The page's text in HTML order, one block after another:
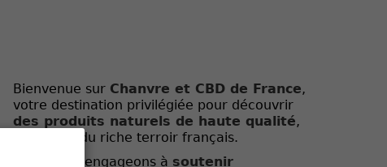
Bienvenue sur Chanvre et CBD de France,
votre destination privilégiée pour découvrir
des produits naturels de haute qualité,
tous issus du riche terroir français.
Nous nous engageons à soutenir